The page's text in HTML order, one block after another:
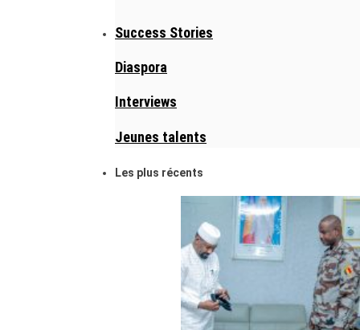
Success Stories
Diaspora
Interviews
Jeunes talents
Les plus récents